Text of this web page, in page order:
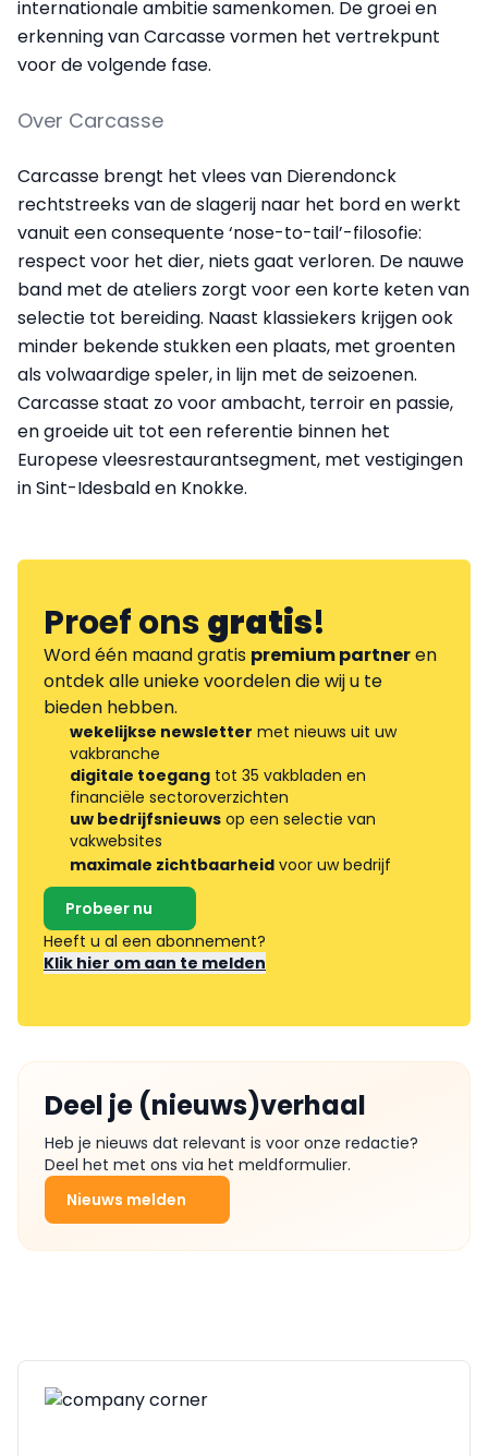
internationale ambitie samenkomen. De groei en
erkenning van Carcasse vormen het vertrekpunt
voor de volgende fase.
Over Carcasse
Carcasse brengt het vlees van Dierendonck
rechtstreeks van de slagerij naar het bord en werkt
vanuit een consequente ‘nose-to-tail’-filosofie:
respect voor het dier, niets gaat verloren. De nauwe
band met de ateliers zorgt voor een korte keten van
selectie tot bereiding. Naast klassiekers krijgen ook
minder bekende stukken een plaats, met groenten
als volwaardige speler, in lijn met de seizoenen.
Carcasse staat zo voor ambacht, terroir en passie,
en groeide uit tot een referentie binnen het
Europese vleesrestaurantsegment, met vestigingen
in Sint-Idesbald en Knokke.
Proef onsgratis!
Word één maand gratis premium partneren
ontdek alle unieke voordelen die wij u te
bieden hebben.
wekelijkse newsletter met nieuws uit uw
vakbranche
digitale toegang tot 35 vakbladen en
financiële sectoroverzichten
uw bedrijfsnieuws op een selectie van
vakwebsites
maximale zichtbaarheid voor uw bedrijf
Probeer nu
Heeft u al een abonnement?
Klik hier om aan te melden
Deel je (nieuws)verhaal
Heb je nieuws dat relevant is voor onze redactie?
Deel het met ons via het meldformulier.
Nieuws melden